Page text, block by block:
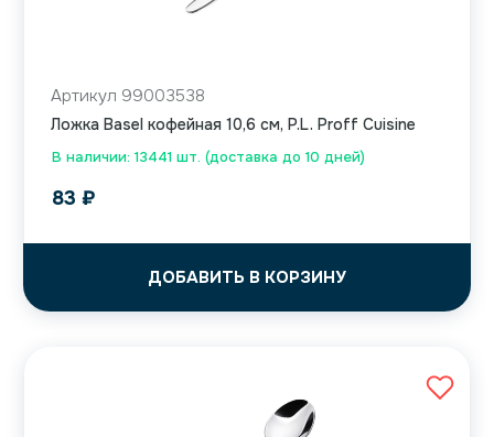
В наличии: 13441 шт. (доставка до 10 дней)
Артикул 99003538
Ложка Basel кофейная 10,6 см, P.L. Proff Cuisine
83 ₽
ДОБАВИТЬ В КОРЗИНУ